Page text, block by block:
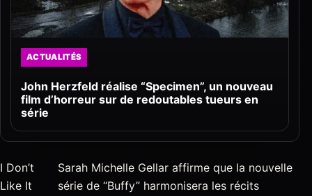
ACTUALITÉS
John Herzfeld réalise “Specimen”, un nouveau
film d’horreur sur de redoutables tueurs en
série
I Don’t
Like It
Sarah Michelle Gellar affirme que la nouvelle
série de “Buffy” harmonisera les récits